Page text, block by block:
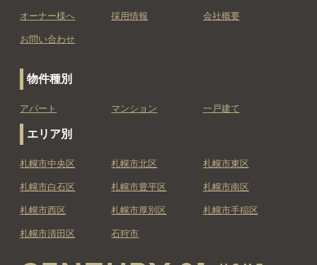
オーナー様へ 採用情報 会社概要
お問い合わせ
物件種別
アパート マンション 一戸建て
エリア別
札幌市中央区 札幌市北区 札幌市東区
札幌市白石区 札幌市豊平区 札幌市南区
札幌市西区 札幌市厚別区 札幌市手稲区
札幌市清田区 石狩市